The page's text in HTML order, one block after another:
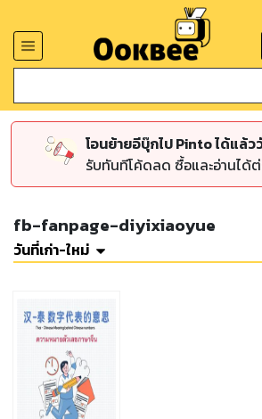
โอนย้ายอีบุ๊กไป Pinto ได้แล้ว
รับทันทีโค้ดลด ซื้อและอ่านได้
fb-fanpage-diyixiaoyue
วันที่เก่า-ใหม่